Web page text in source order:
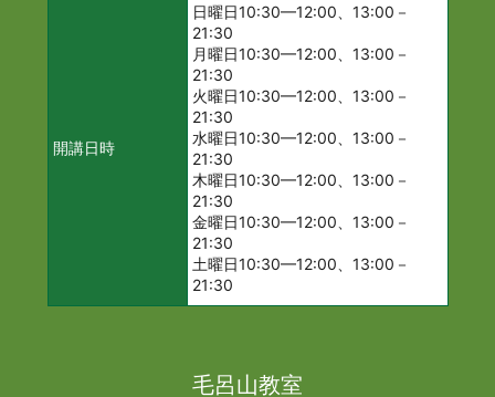
開講日時
日曜日10:30—12:00、13:00－
21:30
月曜日10:30—12:00、13:00－
21:30
火曜日10:30—12:00、13:00－
21:30
水曜日10:30—12:00、13:00－
21:30
木曜日10:30—12:00、13:00－
21:30
金曜日10:30—12:00、13:00－
21:30
土曜日10:30—12:00、13:00－
21:30
毛呂山教室